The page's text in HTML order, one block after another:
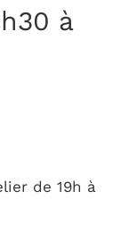
à
de 19h à